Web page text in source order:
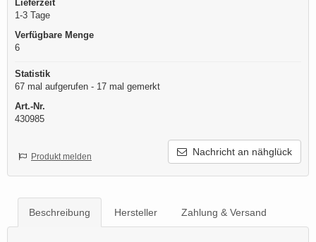
Lieferzeit
1-3 Tage
Verfügbare Menge
6
Statistik
67 mal aufgerufen - 17 mal gemerkt
Art.-Nr.
430985
Nachricht an nähglück
Produkt melden
Beschreibung Hersteller Zahlung & Versand